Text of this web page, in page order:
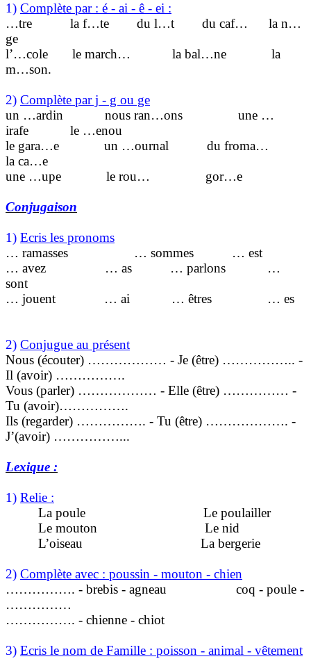
1) Complète par : é - ai - ê - ei :
…tre
la f…te du l…t du caf…
la n…
ge
l’…cole
le march… la bal…ne
la
m…son.
2) Complète par j - g ou ge
un …ardin
nous ran…ons
une …
irafe
le …enou
le gara…e
un …ournal
du froma…
la ca…e
une …upe
le rou… gor…e
Conjugaison
1) Ecris les pronoms
… ramasses
… sommes
… est
… avez
… as … parlons
…
sont
… jouent
… ai … êtres … es
2) Conjugue au présent
Nous (écouter) ……………… - Je (être) …………….. -
Il (avoir) …………….
Vous (parler) ……………… - Elle (être) …………… -
Tu (avoir)…………….
Ils (regarder) ……………. - Tu (être) ………………. -
J’(avoir) ……………...
Lexique :
1) Relie :
La poule
Le poulailler
Le mouton
Le nid
L’oiseau
La bergerie
2) Complète avec : poussin - mouton - chien
……………. - brebis - agneau
coq - poule -
……………
……………. - chienne - chiot
3) Ecris le nom de Famille : poisson - animal - vêtement